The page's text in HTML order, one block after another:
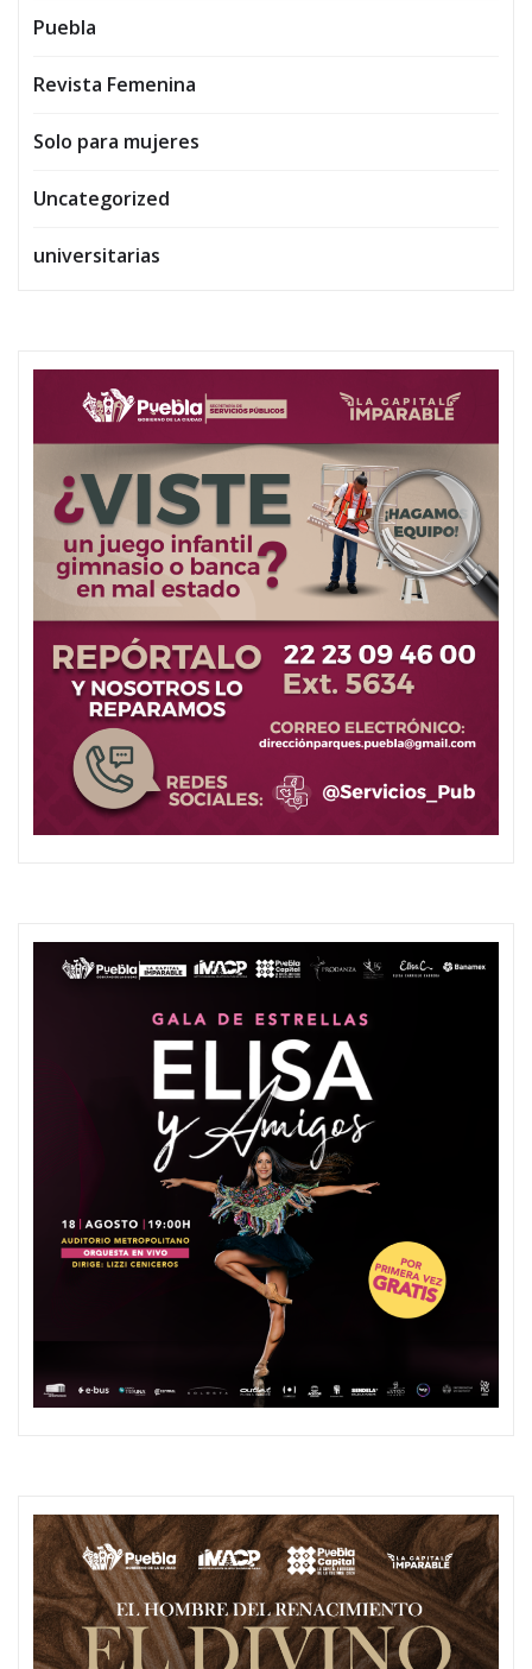
Puebla
Revista Femenina
Solo para mujeres
Uncategorized
universitarias